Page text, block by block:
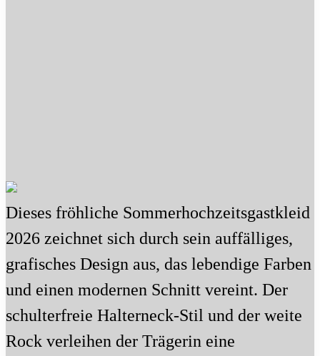
Dieses fröhliche Sommerhochzeitsgastkleid
2026 zeichnet sich durch sein auffälliges,
grafisches Design aus, das lebendige Farben
und einen modernen Schnitt vereint. Der
schulterfreie Halterneck-Stil und der weite
Rock verleihen der Trägerin eine